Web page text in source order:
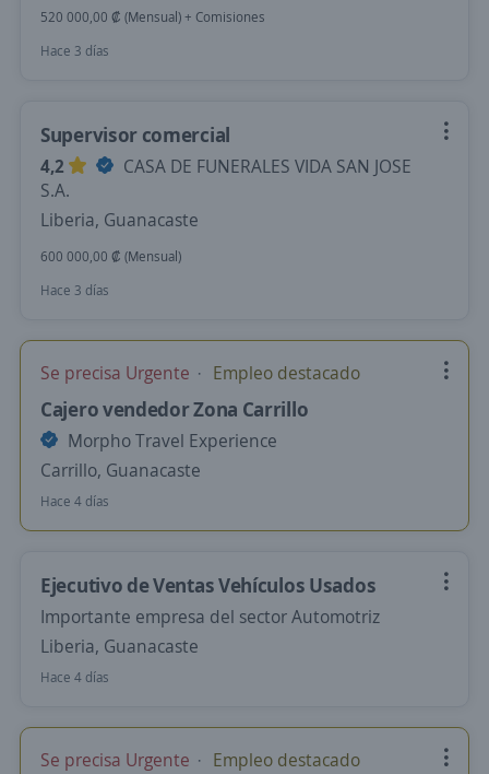
520 000,00 ₡ (Mensual) + Comisiones
Hace 3 días
Supervisor comercial
4,2
CASA DE FUNERALES VIDA SAN JOSE
S.A.
Liberia, Guanacaste
600 000,00 ₡ (Mensual)
Hace 3 días
Se precisa Urgente Empleo destacado
Cajero vendedor Zona Carrillo
Morpho Travel Experience
Carrillo, Guanacaste
Hace 4 días
Ejecutivo de Ventas Vehículos Usados
Importante empresa del sector Automotriz
Liberia, Guanacaste
Hace 4 días
Se precisa Urgente Empleo destacado